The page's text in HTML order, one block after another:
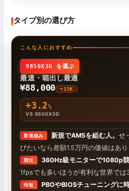
タイプ別の選び方
こんな人におすすめ
9850X3D を選ぶ
最速・箱出し最適
¥88,000 +15K
+3.2%
VS 9800X3D
新規組み 新規でAM5を組む人。 せ
びたいなら差額1.5万円の価値はあり
競技
360Hz級モニターで1080p競
1fpsでも多いほうが有利な世界では
時短 PBOやBIOSチューニングに